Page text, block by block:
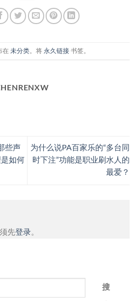
在 未分类。将 永久链接 书签。
些声
如何
为什么说PA百家乐的“多台同
时下注”功能是职业刷水人的
最爱？
先登录。
搜